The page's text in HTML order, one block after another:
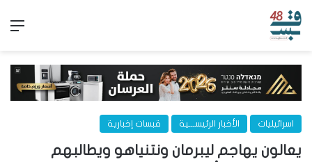
اسرائيليات الأخبار الرئيســـية قبسات إخبارية
يعالون يهاجم ليبرمان ونتنياهو ويطالبهم